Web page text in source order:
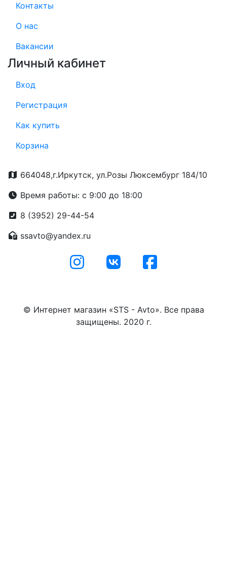
Контакты
О нас
Вакансии
Личный кабинет
Вход
Регистрация
Как купить
Корзина
664048,г.Иркутск, ул.Розы Люксембург 184/10
Время работы: с 9:00 до 18:00
8 (3952) 29-44-54
ssavto@yandex.ru
© Интернет магазин «STS - Avto». Все права
защищены. 2020 г.